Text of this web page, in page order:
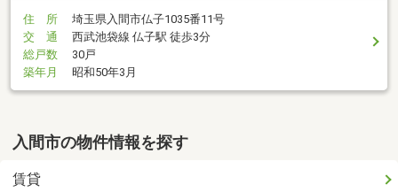
住 所
埼玉県入間市仏子1035番11号
交 通
西武池袋線 仏子駅 徒歩3分
総戸数
30戸
築年月
昭和50年3月
入間市の物件情報を探す
賃貸